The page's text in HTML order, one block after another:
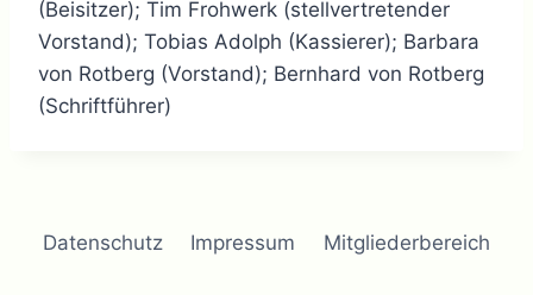
(Beisitzer); Tim Frohwerk (stellvertretender
Vorstand); Tobias Adolph (Kassierer); Barbara
von Rotberg (Vorstand); Bernhard von Rotberg
(Schriftführer)
Datenschutz Impressum Mitgliederbereich